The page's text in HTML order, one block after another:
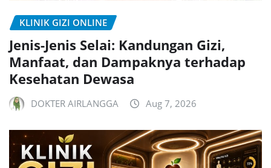
KLINIK GIZI ONLINE
Jenis-Jenis Selai: Kandungan Gizi,
Manfaat, dan Dampaknya terhadap
Kesehatan Dewasa
DOKTER AIRLANGGA Aug 7, 2026